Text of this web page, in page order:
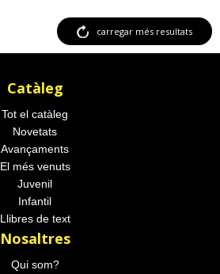
carregar més resultats
Catàleg
Tot el catàleg
Novetats
Avançaments
El més venuts
Juvenil
Infantil
Llibres de text
Nosaltres
Qui som?